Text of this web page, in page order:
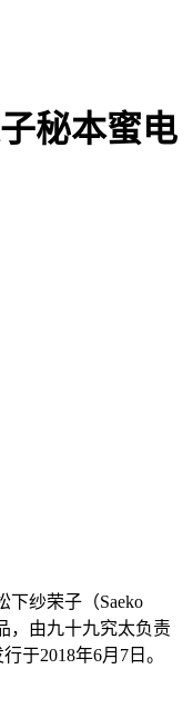
秘本蜜电
下纱荣子（Saeko
，由九十九究太负责
于2018年6月7日。